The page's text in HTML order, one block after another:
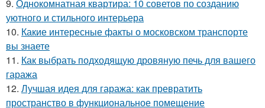
9. Однокомнатная квартира: 10 советов по созданию
уютного и стильного интерьера
10. Какие интересные факты о московском транспорте
вы знаете
11. Как выбрать подходящую дровяную печь для вашего
гаража
12. Лучшая идея для гаража: как превратить
пространство в функциональное помещение